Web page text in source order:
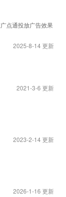
点通投放广告效果
2025-8-14 更新
2021-3-6 更新
2023-2-14 更新
2026-1-16 更新